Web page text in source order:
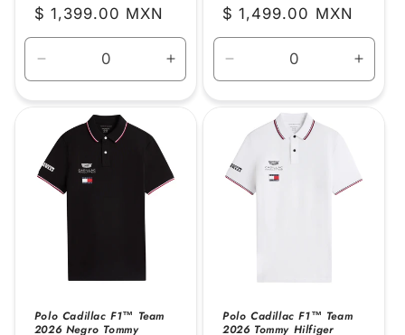
Precio
habitual
$ 1,399.00 MXN
cantidad
Default
Title
Aumentar
cantidad
Precio
habitual
$ 1,499.00 MXN
cantidad
Default
Title
Polo Cadillac F1™ Team
2026 Negro Tommy
Polo Cadillac F1™ Team
2026 Tommy Hilfiger